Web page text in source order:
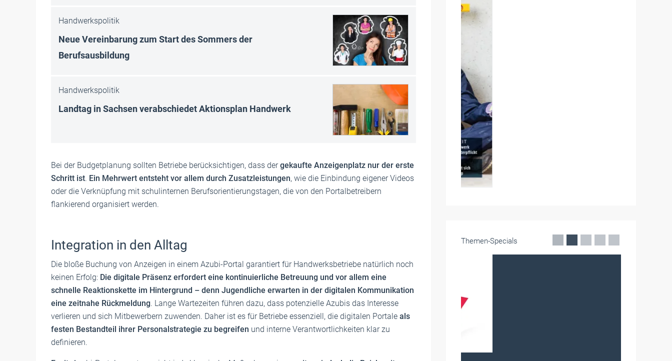
Handwerkspolitik
Neue Vereinbarung zum Start des Sommers der
Berufsausbildung
Handwerkspolitik
Landtag in Sachsen verabschiedet Aktionsplan Handwerk
Bei der Budgetplanung sollten Betriebe berücksichtigen, dass dergekaufte Anzeigenplatz nur der erste
Schritt ist. Ein Mehrwert entsteht vor allem durch Zusatzleistungen, wie die Einbindung eigener Videos
oder die Verknüpfung mit schulinternen Berufsorientierungstagen, die von den Portalbetreibern
flankierend organisiert werden.
Integration in den Alltag
Die bloße Buchung von Anzeigen in einem Azubi-Portal garantiert für Handwerksbetriebe natürlich noch
keinen Erfolg: Die digitale Präsenz erfordert eine kontinuierliche Betreuung und vor allem eine
schnelle Reaktionskette im Hintergrund – denn Jugendliche erwarten in der digitalen Kommunikation
eine zeitnahe Rückmeldung. Lange Wartezeiten führen dazu, dass potenzielle Azubis das Interesse
verlieren und sich Mitbewerbern zuwenden. Daher ist es für Betriebe essenziell, die digitalen Portale als
festen Bestandteil ihrer Personalstrategie zu begreifen und interne Verantwortlichkeiten klar zu
definieren.